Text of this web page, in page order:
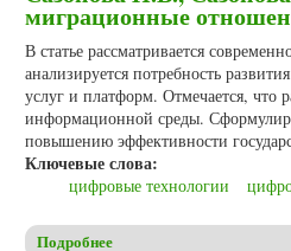
миграционные
В статье рассматривается
анализируется потребность
услуг и платформ. Отмечается, что
информационной среды.
повышению эффективности
Ключевые слова:
цифровые технологии
Подробнее